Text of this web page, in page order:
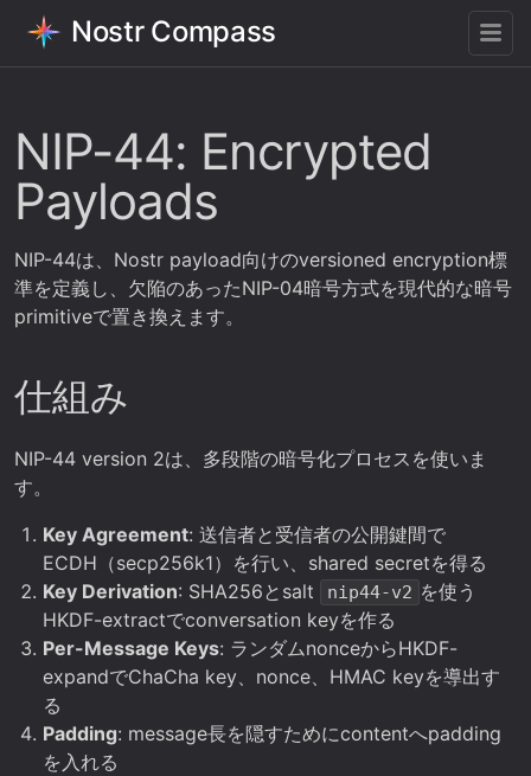
Nostr Compass
NIP-44: Encrypted
Payloads
NIP-44は、Nostr payload向けのversioned encryption標
準を定義し、欠陥のあったNIP-04暗号方式を現代的な暗号
primitiveで置き換えます。
仕組み
NIP-44 version 2は、多段階の暗号化プロセスを使いま
す。
Key Agreement: 送信者と受信者の公開鍵間で
ECDH（secp256k1）を行い、shared secretを得る
Key Derivation: SHA256とsalt nip44-v2 を使う
HKDF-extractでconversation keyを作る
Per-Message Keys: ランダムnonceからHKDF-
expandでChaCha key、nonce、HMAC keyを導出す
る
Padding: message長を隠すためにcontentへpadding
を入れる